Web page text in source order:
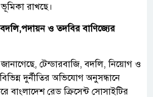
রাখছে।
ও তদবির বাণিজ্যের
টেন্ডারবাজি, বদলি, নিয়োগ ও
দুর্নীতির অভিযোগ অনুসন্ধানে
বাংলাদেশ রেড ক্রিসেন্ট সোসাইটির